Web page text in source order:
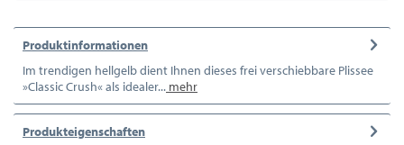
Produktinformationen
Im trendigen hellgelb dient Ihnen dieses frei verschiebbare Plissee
»Classic Crush« als idealer... mehr
Produkteigenschaften